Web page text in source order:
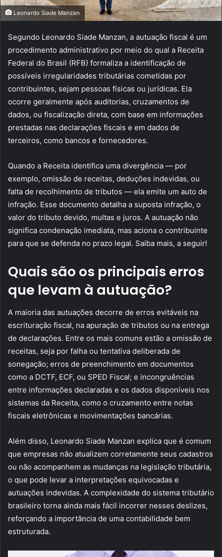
Leonardo Siade Manzan
Segundo Leonardo Siade Manzan, a autuação fiscal é um
procedimento administrativo por meio do qual a Receita
Federal do Brasil (RFB) formaliza a identificação de
possíveis irregularidades tributárias cometidas por
contribuintes, sejam pessoas físicas ou jurídicas. Ela
ocorre geralmente após auditorias, cruzamentos de
dados, ou fiscalização direta, com base em informações
prestadas nas declarações fiscais e em dados de
terceiros, como bancos e fornecedores.
Quando a Receita identifica uma divergência — por
exemplo, omissão de receitas, deduções indevidas, ou
falta de recolhimento de tributos — ela emite um auto de
infração. Esse documento detalha a suposta infração, o
valor do tributo devido, multas e juros. A autuação não
significa condenação imediata, mas aciona o contribuinte
para que se defenda no prazo legal. Saiba mais, a seguir!
Quais são os principais erros
que levam à autuação?
A maioria das autuações decorre de erros evitáveis na
escrituração fiscal, na apuração de tributos ou na entrega
de declarações. Entre os mais comuns estão a omissão de
receitas, seja por falha ou tentativa deliberada de
sonegação; erros de preenchimento em documentos
como a DCTF, ECF, ou SPED Fiscal; e incongruências
entre informações declaradas e os dados disponíveis nos
sistemas da Receita, como o cruzamento entre notas
fiscais eletrônicas e movimentações bancárias.
Além disso, Leonardo Siade Manzan explica que é comum
que empresas não atualizem corretamente seus cadastros
ou não acompanhem as mudanças na legislação tributária,
o que pode levar a interpretações equivocadas e
autuações indevidas. A complexidade do sistema tributário
brasileiro torna ainda mais fácil incorrer nesses deslizes,
reforçando a importância de uma contabilidade bem
estruturada.